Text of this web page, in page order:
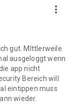
more_vert
gut. MIttlerweile
ausgeloggt wenn
app nicht
Bereich will
eintippen muss
wieder.